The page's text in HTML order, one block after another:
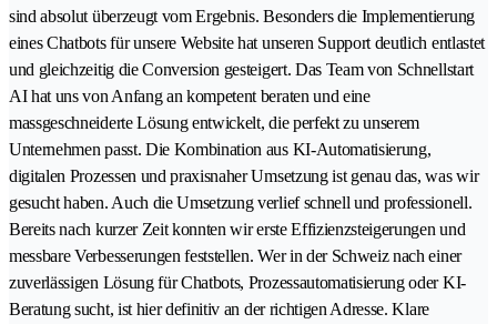
sind absolut überzeugt vom Ergebnis. Besonders die Implementierung
eines Chatbots für unsere Website hat unseren Support deutlich entlastet
und gleichzeitig die Conversion gesteigert. Das Team von Schnellstart
AI hat uns von Anfang an kompetent beraten und eine
massgeschneiderte Lösung entwickelt, die perfekt zu unserem
Unternehmen passt. Die Kombination aus KI-Automatisierung,
digitalen Prozessen und praxisnaher Umsetzung ist genau das, was wir
gesucht haben. Auch die Umsetzung verlief schnell und professionell.
Bereits nach kurzer Zeit konnten wir erste Effizienzsteigerungen und
messbare Verbesserungen feststellen. Wer in der Schweiz nach einer
zuverlässigen Lösung für Chatbots, Prozessautomatisierung oder KI-
Beratung sucht, ist hier definitiv an der richtigen Adresse. Klare